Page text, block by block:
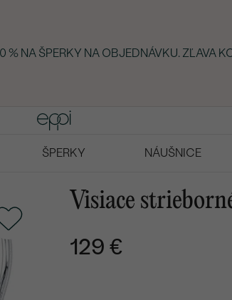
% NA ŠPERKY NA OBJEDNÁVKU. ZĽAVA
ŠPERKY NÁUŠNICE
Visiace
129 €